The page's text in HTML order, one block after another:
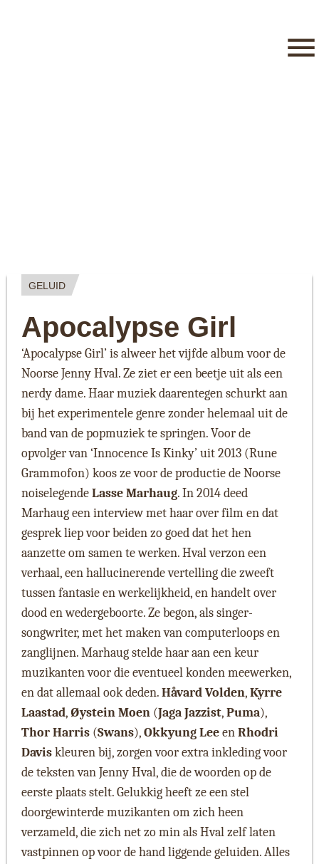
GELUID
Apocalypse Girl
‘Apocalypse Girl’ is alweer het vijfde album voor de
Noorse Jenny Hval. Ze ziet er een beetje uit als een
nerdy dame. Haar muziek daarentegen schurkt aan
bij het experimentele genre zonder helemaal uit de
band van de popmuziek te springen. Voor de
opvolger van ‘Innocence Is Kinky’ uit 2013 (Rune
Grammofon) koos ze voor de productie de Noorse
noiselegendeLasse Marhaug. In 2014 deed
Marhaug een interview met haar over film en dat
gesprek liep voor beiden zo goed dat het hen
aanzette om samen te werken. Hval verzon een
verhaal, een hallucinerende vertelling die zweeft
tussen fantasie en werkelijkheid, en handelt over
dood en wedergeboorte. Ze begon, als singer-
songwriter, met het maken van computerloops en
zanglijnen. Marhaug stelde haar aan een keur
muzikanten voor die eventueel konden meewerken,
en dat allemaal ook deden.Håvard Volden,Kyrre
Laastad, Øystein Moen (Jaga Jazzist,Puma),
Thor Harris (Swans),Okkyung LeeenRhodri
Daviskleuren bij, zorgen voor extra inkleding voor
de teksten van Jenny Hval, die de woorden op de
eerste plaats stelt. Gelukkig heeft ze een stel
doorgewinterde muzikanten om zich heen
verzameld, die zich net zo min als Hval zelf laten
vastpinnen op voor de hand liggende geluiden. Alles